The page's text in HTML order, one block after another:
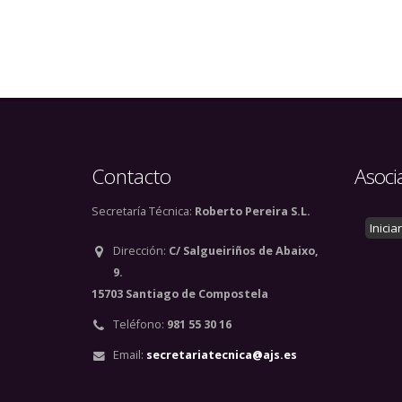
Contacto
Secretaría Técnica: Roberto Pereira S.L.
Dirección: C/ Salgueiriños de Abaixo,
9.
15703 Santiago de Compostela
Teléfono: 981 55 30 16
Email: secretariatecnica@ajs.es